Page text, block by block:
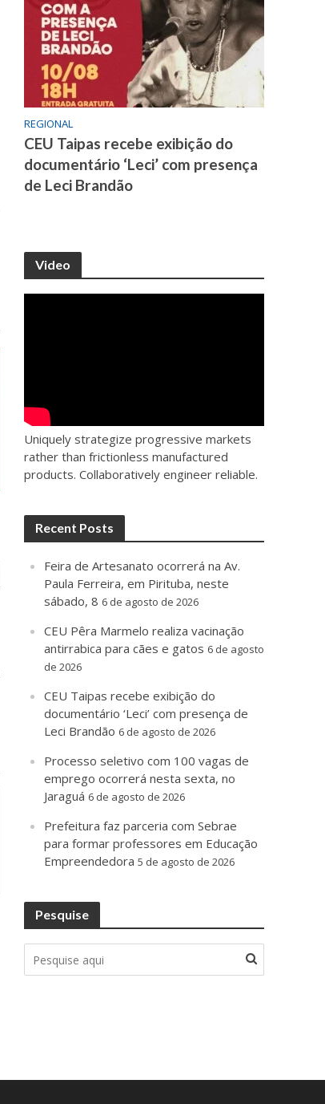
REGIONAL
CEU Taipas recebe exibição do
documentário ‘Leci’ com presença
de Leci Brandão
Video
Uniquely strategize progressive markets
rather than frictionless manufactured
products. Collaboratively engineer reliable.
Recent Posts
Feira de Artesanato ocorrerá na Av.
Paula Ferreira, em Pirituba, neste
sábado, 8 6 de agosto de 2026
CEU Pêra Marmelo realiza vacinação
antirrabica para cães e gatos 6 de agosto
de 2026
CEU Taipas recebe exibição do
documentário ‘Leci’ com presença de
Leci Brandão 6 de agosto de 2026
Processo seletivo com 100 vagas de
emprego ocorrerá nesta sexta, no
Jaraguá 6 de agosto de 2026
Prefeitura faz parceria com Sebrae
para formar professores em Educação
Empreendedora 5 de agosto de 2026
Pesquise